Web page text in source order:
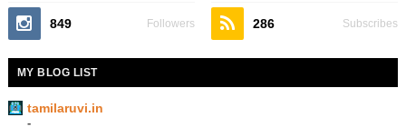
849 Followers 286 Subscribes
MY BLOG LIST
tamilaruvi.in
-